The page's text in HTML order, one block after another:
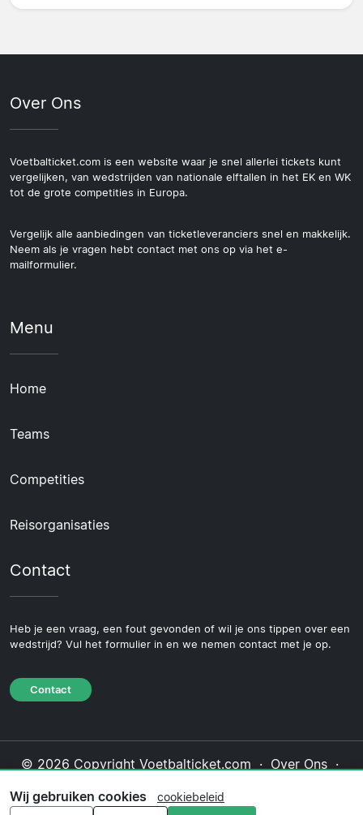
Over Ons
Voetbalticket.com is een website waar je snel allerlei tickets kunt
vergelijken, van wedstrijden van nationale elftallen in het EK en WK
tot de grote competities in Europa.
Vergelijk alle aanbiedingen van ticketleveranciers snel en makkelijk.
Neem als je vragen hebt contact met ons op via het e-
mailformulier.
Menu
Home
Teams
Competities
Reisorganisaties
Contact
Heb je een vraag, een fout gevonden of wil je ons tippen over een
wedstrijd? Vul het formulier in en we nemen contact met je op.
Contact
© 2026 Copyright Voetbalticket.com · Over Ons·
Redactioneel beleid
Wij gebruiken cookies
cookiebeleid